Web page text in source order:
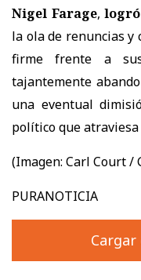
Nigel Farage,
la ola de renuncias y
firme frente a
tajantemente
una eventual
político que atraviesa
(Imagen: Carl Court /
PURANOTICIA